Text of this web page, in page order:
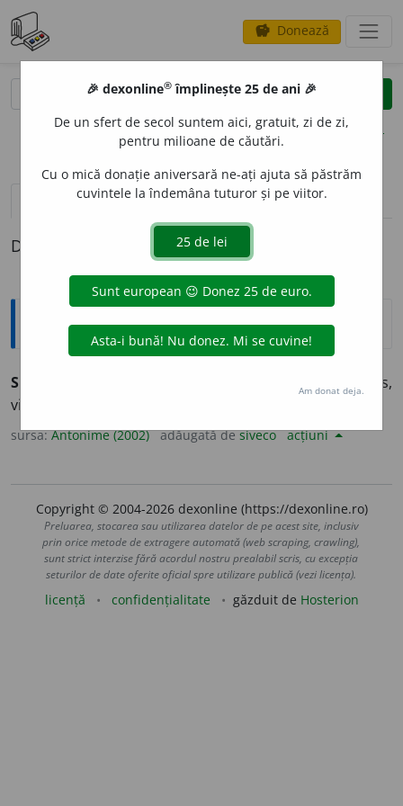
savings Donează
clear
opțiuni
definiții (1) pronunțievolume_up (50)
Definiția cu ID-ul 72563:
Antonime
Slab
≠ gras, puternic, robust, tare, vânjos, vânos,
viguros, violent, voinic, strâns, vârtos, trainic, viu
sursa:Antonime (2002) adăugată desiveco acțiuni
Copyright © 2004-2026 dexonline (https://dexonline.ro)
Preluarea, stocarea sau utilizarea datelor de pe acest site, inclusiv
prin orice metode de extragere automată (web scraping, crawling),
sunt strict interzise fără acordul nostru prealabil scris, cu excepția
seturilor de date oferite oficial spre utilizare publică (vezi licența).
licență confidențialitate găzduit de Hosterion
🎉 dexonline® împlinește 25 de ani 🎉
De un sfert de secol suntem aici, gratuit, zi de zi,
pentru milioane de căutări.
Cu o mică donație aniversară ne-ați ajuta să păstrăm
cuvintele la îndemâna tuturor și pe viitor.
Am donat deja.